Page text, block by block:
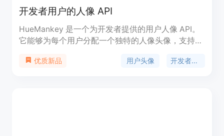
开发者用户的人像 API
HueMankey 是一个为开发者提供的用户人像 API。
它能够为每个用户分配一个独特的人像头像，支持批
据，动态适应用户规模，并具备灵活的订阅计划。
优质新品 用户头像 开发者工具